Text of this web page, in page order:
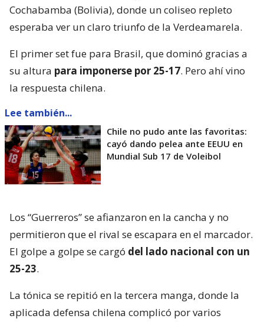
Cochabamba (Bolivia), donde un coliseo repleto
esperaba ver un claro triunfo de la Verdeamarela.
El primer set fue para Brasil, que dominó gracias a
su altura para imponerse por 25-17. Pero ahí vino
la respuesta chilena.
Lee también...
Chile no pudo ante las favoritas:
cayó dando pelea ante EEUU en
Mundial Sub 17 de Voleibol
Los “Guerreros” se afianzaron en la cancha y no
permitieron que el rival se escapara en el marcador.
El golpe a golpe se cargó del lado nacional con un
25-23.
La tónica se repitió en la tercera manga, donde la
aplicada defensa chilena complicó por varios